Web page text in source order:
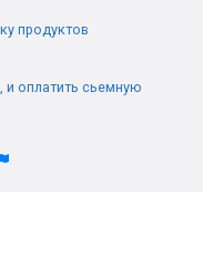
продуктов
и оплатить сьемную